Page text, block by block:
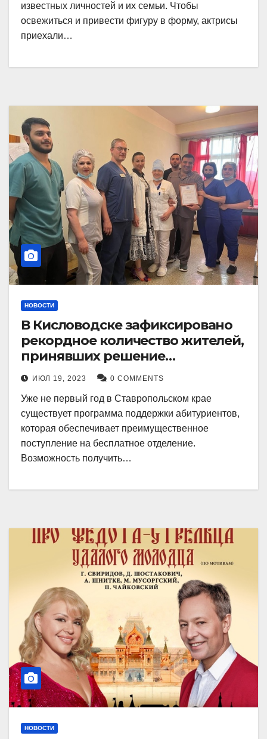
известных личностей и их семьи. Чтобы
освежиться и привести фигуру в форму, актрисы
приехали…
НОВОСТИ
В Кисловодске зафиксировано
рекордное количество жителей,
принявших решение
воспользоваться
установленными мерами, с
целью поступления в
медицинский вуз в районе.
ИЮЛ 19, 2023 0 COMMENTS
Уже не первый год в Ставропольском крае
существует программа поддержки абитуриентов,
которая обеспечивает преимущественное
поступление на бесплатное отделение.
Возможность получить…
НОВОСТИ